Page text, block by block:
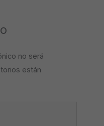
no será
están